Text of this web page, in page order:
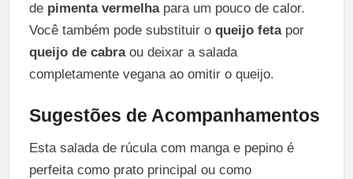
de pimenta vermelhapara um pouco de calor.
Você também pode substituir o queijo fetapor
queijo de cabraou deixar a salada
completamente vegana ao omitir o queijo.
Sugestões de Acompanhamentos
Esta salada de rúcula com manga e pepino é
perfeita como prato principal ou como